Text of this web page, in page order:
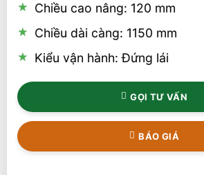
Chiều cao nâng: 120 mm
Chiều dài càng: 1150 mm
Kiểu vận hành: Đứng lái
GỌI TƯ VẤN
BÁO GIÁ